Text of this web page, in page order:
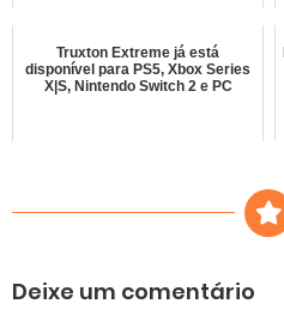
Truxton Extreme já está
disponível para PS5, Xbox Series
X|S, Nintendo Switch 2 e PC
Deixe um comentário